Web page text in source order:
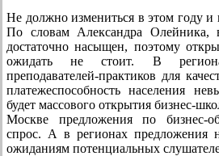
Не должно измениться в этом году и
По словам Александра
достаточно насыщен, поэтому
ожидать не стоит. В
преподавателей-практиков для
платежеспособность населения
будет массового открытия бизнес-
Москве предложения по бизнес-
спрос. А в регионах предложения
ожиданиям потенциальных